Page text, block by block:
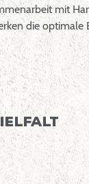
mit
die optimale